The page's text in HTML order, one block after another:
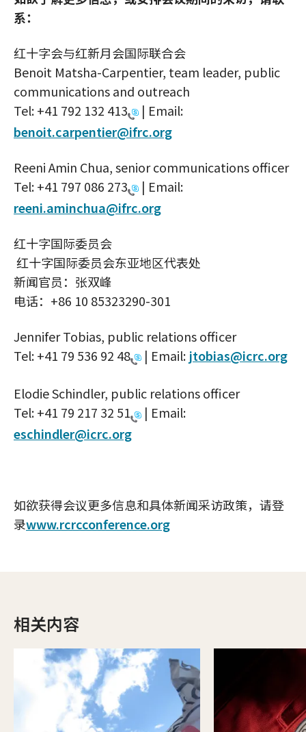
系：
红十字会与红新月会国际联合会
Benoit Matsha-Carpentier, team leader, public
communications and outreach
Tel:+41 792 132 413
| Email:
benoit.carpentier@ifrc.org
Reeni Amin Chua, senior communications officer
Tel:+41 797 086 273
| Email:
reeni.aminchua@ifrc.org
红十字国际委员会
红十字国际委员会东亚地区代表处
新闻官员：张双峰
电话：+86 10 85323290-301
Jennifer Tobias, public relations officer
Tel:+41 79 536 92 48 | Email: jtobias@icrc.org
Elodie Schindler, public relations officer
Tel:+41 79 217 32 51
| Email:
eschindler@icrc.org
如欲获得会议更多信息和具体新闻采访政策，请登
录www.rcrcconference.org
相关内容